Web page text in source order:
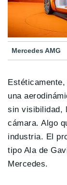
Mercedes AMG
una
sin visibilidad,
cámara. Algo
industria. El
tipo Ala de
Mercedes.